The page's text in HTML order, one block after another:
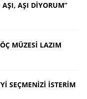
AŞI DİYORUM”
MÜZESİ LAZIM
SEÇMENİZİ İSTERİM